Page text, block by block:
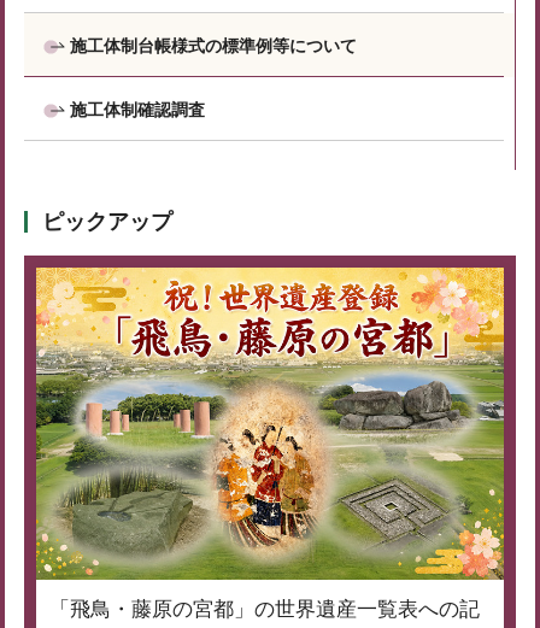
施工体制台帳様式の標準例等について
施工体制確認調査
ピックアップ
「飛鳥・藤原の宮都」の世界遺産一覧表への記